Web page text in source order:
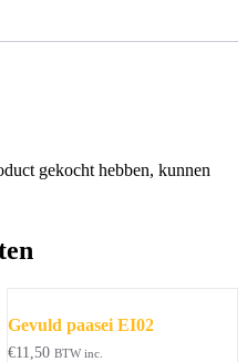
gekocht hebben, kunnen
Gevuld paasei EI02
€11,50 BTW inc.